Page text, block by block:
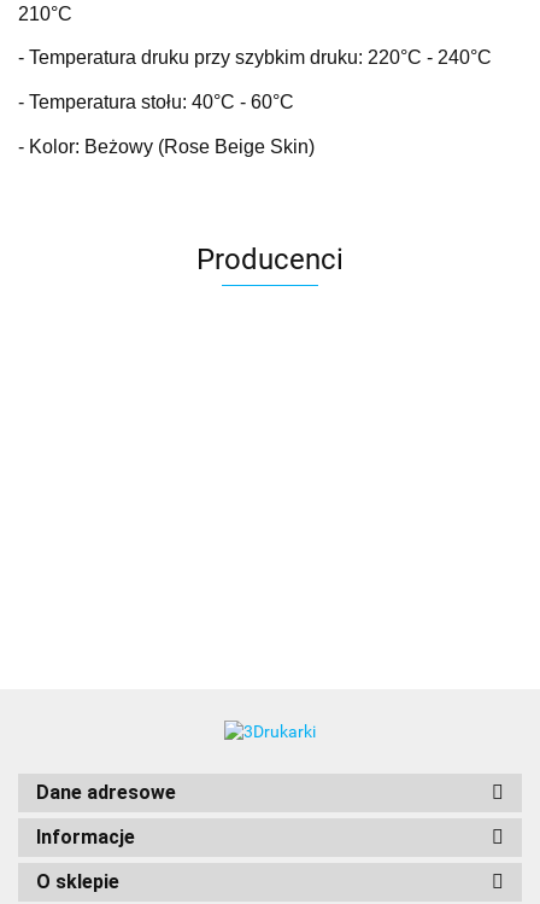
210°C
- Temperatura druku przy szybkim druku: 220°C - 240°C
- Temperatura stołu: 40°C - 60°C
- Kolor: Beżowy (Rose Beige Skin)
Producenci
Dane adresowe
Informacje
O sklepie